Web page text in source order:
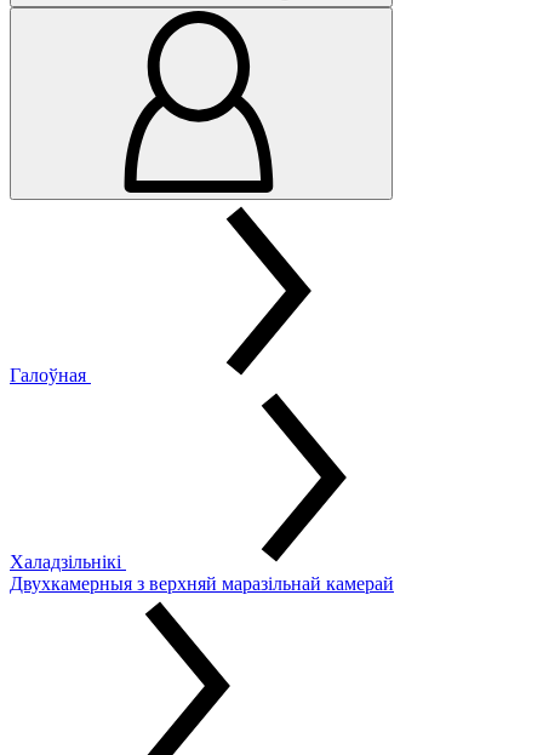
Галоўная
Халадзільнікі
Двухкамерныя з верхняй маразільнай камерай